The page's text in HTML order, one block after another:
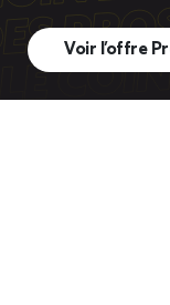
Voir l’offre